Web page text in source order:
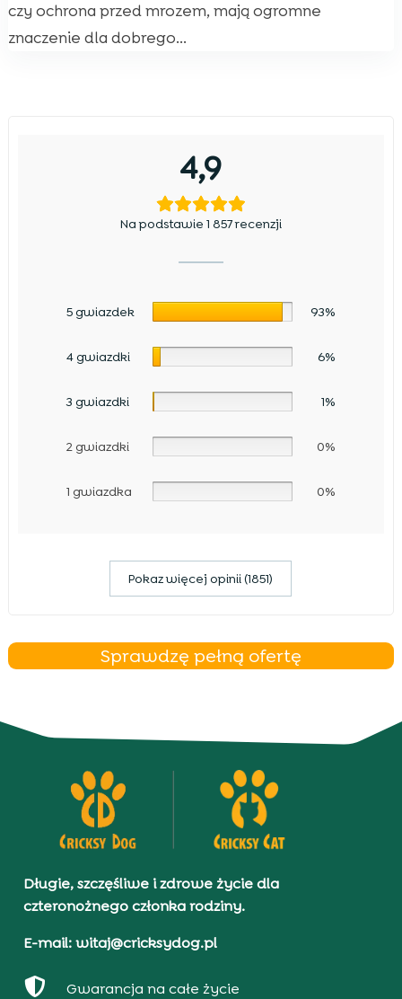
czy ochrona przed mrozem, mają ogromne
znaczenie dla dobrego...
4,9
Na podstawie 1 857 recenzji
5 gwiazdek 93%
4 gwiazdki 6%
3 gwiazdki 1%
2 gwiazdki 0%
1 gwiazdka 0%
Pokaz więcej opinii (1851)
Sprawdzę pełną ofertę
Długie, szczęśliwe i zdrowe życie dla
czteronożnego członka rodziny.
E-mail: witaj@cricksydog.pl
 Gwarancja na całe życie